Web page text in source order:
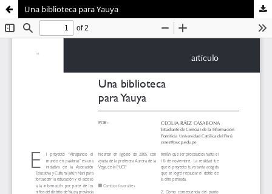
Sistema de
Bibliotecas
Departamento de
Humanidades
Una biblioteca para Yauya